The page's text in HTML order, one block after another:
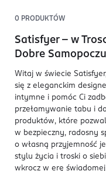
0 PRODUKTÓW
Satisfyer – w
Dobre
Witaj w świecie
się z eleganckim
intymne i pomóc Ci
przełamywanie tabu i
produktów, które
w bezpieczny, radosny
o własną przyjemność
stylu życia i troski o
wkrocz w erę